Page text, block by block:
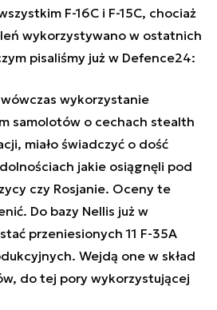
F-16C i F-15C, chociaż
wykorzystywano w ostatnich
pisaliśmy już w Defence24:
wykorzystanie
samolotów o cechach stealth
miało świadczyć o dość
jakie osiągnęli pod
czy Rosjanie. Oceny te
Do bazy Nellis już w
przeniesionych 11 F-35A
Wejdą one w skład
do tej pory wykorzystującej